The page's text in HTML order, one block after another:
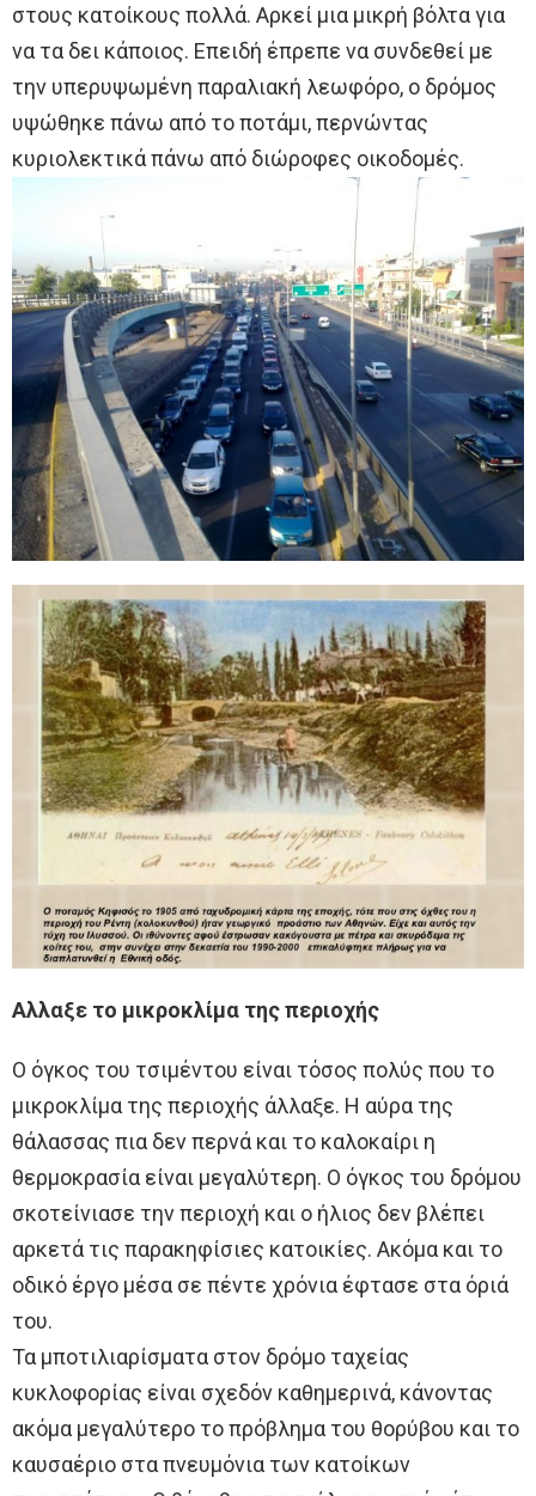
στους κατοίκους πολλά. Αρκεί μια μικρή βόλτα για
να τα δει κάποιος. Επειδή έπρεπε να συνδεθεί με
την υπερυψωμένη παραλιακή λεωφόρο, ο δρόμος
υψώθηκε πάνω από το ποτάμι, περνώντας
κυριολεκτικά πάνω από διώροφες οικοδομές.
Αλλαξε το μικροκλίμα της περιοχής
Ο όγκος του τσιμέντου είναι τόσος πολύς που το
μικροκλίμα της περιοχής άλλαξε. Η αύρα της
θάλασσας πια δεν περνά και το καλοκαίρι η
θερμοκρασία είναι μεγαλύτερη. Ο όγκος του δρόμου
σκοτείνιασε την περιοχή και ο ήλιος δεν βλέπει
αρκετά τις παρακηφίσιες κατοικίες. Ακόμα και το
οδικό έργο μέσα σε πέντε χρόνια έφτασε στα όριά
του.
Τα μποτιλιαρίσματα στον δρόμο ταχείας
κυκλοφορίας είναι σχεδόν καθημερινά, κάνοντας
ακόμα μεγαλύτερο το πρόβλημα του θορύβου και το
καυσαέριο στα πνευμόνια των κατοίκων